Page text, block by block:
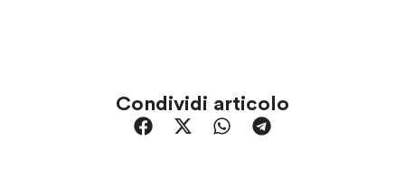
Condividi articolo